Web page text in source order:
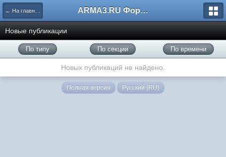
← На главную ARMA3.RU Форум
Новые публикации
По типу По секции По времени
Новых публикаций не найдено.
Полная версия Русский (RU)